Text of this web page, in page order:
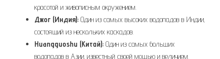
красотой и живописным окружением.
Джог (Индия): Один из самых высоких водопадов в Индии‚
состоящий из нескольких каскадов.
Huangguoshu (Китай): Один из самых больших
водопадов в Азии‚ известный своей мощью и величием.